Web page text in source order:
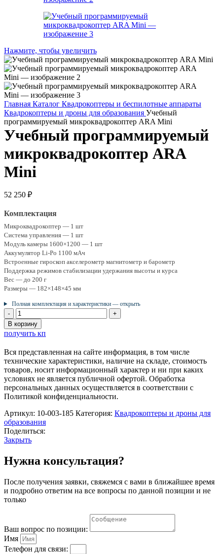
Нажмите, чтобы увеличить
Главная Каталог Квадрокоптеры и беспилотные аппараты
Квадрокоптеры и дроны для образования Учебный
программируемый микроквадрокоптер ARA Mini
Учебный программируемый
микроквадрокоптер ARA
Mini
52 250 ₽
Комплектация
Микроквадрокоптер — 1 шт
Система управления — 1 шт
Модуль камеры 1600×1200 — 1 шт
Аккумулятор Li-Po 1100 мАч
Встроенные гироскоп акселерометр магнитометр и барометр
Поддержка режимов стабилизации удержания высоты и курса
Вес — до 200 г
Размеры — 182×148×45 мм
Полная комплектация и характеристики — открыть
Количество
товара
Учебный
программируемый
ARA
Mini
В корзину
получить кп
Вся представленная на сайте информация, в том числе
технические характеристики, наличие на складе, стоимость
товаров, носит информационный характер и ни при каких
условиях не является публичной офертой. Обработка
персональных данных осуществляется в соответствии с
Политикой конфиденциальности.
Артикул: 10-003-185 Категория: Квадрокоптеры и дроны для
образования
Поделиться:
Закрыть
Нужна консультация?
После получения заявки, свяжемся с вами в ближайшее время
и подробно ответим на все вопросы по данной позиции и не
только
Ваш вопрос по позиции:
Имя
Телефон для связи: